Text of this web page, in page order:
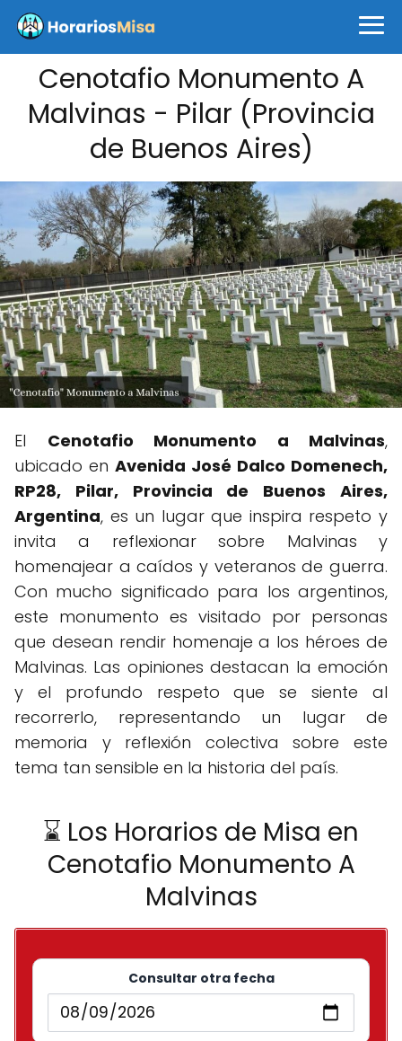
Cenotafio Monumento A
Malvinas - Pilar (Provincia
de Buenos Aires)
El Cenotafio Monumento a Malvinas,
ubicado en Avenida José Dalco Domenech,
RP28, Pilar, Provincia de Buenos Aires,
Argentina, es un lugar que inspira respeto y
invita a reflexionar sobre Malvinas y
homenajear a caídos y veteranos de guerra.
Con mucho significado para los argentinos,
este monumento es visitado por personas
que desean rendir homenaje a los héroes de
Malvinas. Las opiniones destacan la emoción
y el profundo respeto que se siente al
recorrerlo, representando un lugar de
memoria y reflexión colectiva sobre este
tema tan sensible en la historia del país.
⌛ Los Horarios de Misa en
Cenotafio Monumento A
Malvinas
Consultar otra fecha